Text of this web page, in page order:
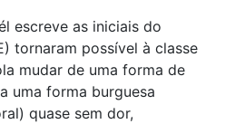
escreve as iniciais do
tornaram possível à classe
mudar de uma forma de
uma forma burguesa
quase sem dor,